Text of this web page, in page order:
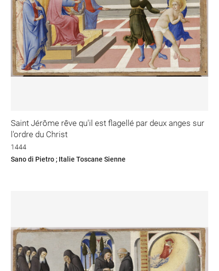
Saint Jérôme rêve qu'il est flagellé par deux anges sur
l'ordre du Christ
1444
Sano di Pietro ; Italie Toscane Sienne